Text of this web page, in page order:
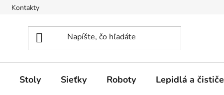
Kontakty
Stoly Sieťky Roboty Lepidlá a čističe